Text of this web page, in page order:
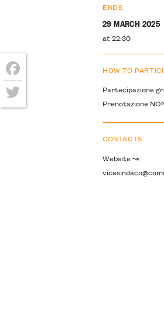
ENDS
29 MARCH 2025
at 22:30
HOW TO
Partecipazione
Prenotazione
CONTACTS
Website ↝
Facebook
Twitter